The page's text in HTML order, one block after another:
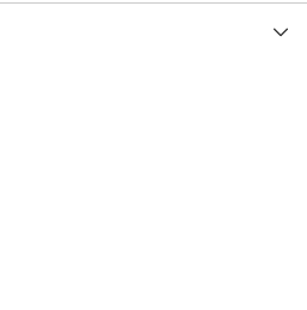
5000023625